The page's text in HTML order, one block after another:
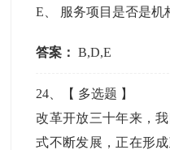
E
服务项目是否是机
答案： B,D,E
24 、【 多选题 】
改革开放三十年来，
式不断发展，正在形